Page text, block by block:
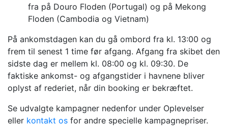
fra på Douro Floden (Portugal) og på Mekong
Floden (Cambodia og Vietnam)
På ankomstdagen kan du gå ombord fra kl. 13:00 og
frem til senest 1 time før afgang. Afgang fra skibet den
sidste dag er mellem kl. 08:00 og kl. 09:30. De
faktiske ankomst- og afgangstider i havnene bliver
oplyst af rederiet, når din booking er bekræftet.
Se udvalgte kampagner nedenfor under Oplevelser
eller kontakt os for andre specielle kampagnepriser.